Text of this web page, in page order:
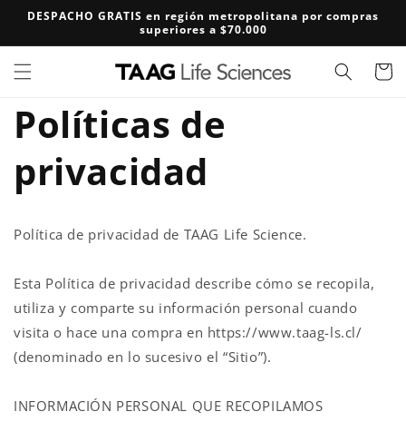
directamente
DESPACHO GRATIS en región metropolitana por compras
superiores a $70.000
Carrito
Políticas de
privacidad
Política de privacidad de TAAG Life Science.
Esta Política de privacidad describe cómo se recopila,
utiliza y comparte su información personal cuando
visita o hace una compra en https://www.taag-ls.cl/
(denominado en lo sucesivo el “Sitio”).
INFORMACIÓN PERSONAL QUE RECOPILAMOS